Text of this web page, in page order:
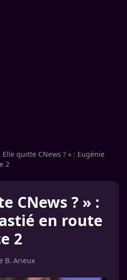
Elle quitte CNews ? » : Eugénie
2
CNews ? » :
en route
2
B. Arieux